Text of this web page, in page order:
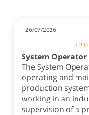
26/07/2026
System Operator
The System
operating and
production
working in an
supervision of a